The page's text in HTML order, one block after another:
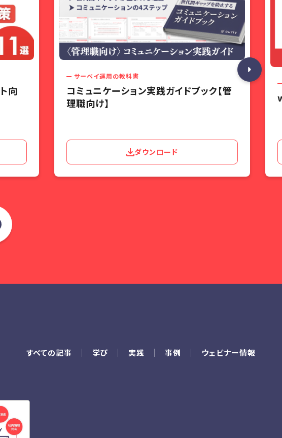
向
サーベイ運用の教科書
コミュニケーション実践ガイドブック【管
理職向け】
ダウンロード
すべての記事 学び 実践 事例 ウェビナー情報